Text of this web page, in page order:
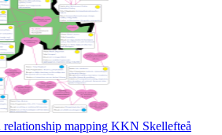
relationship mapping KKN Skellefteå